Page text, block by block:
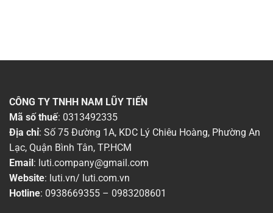
CÔNG TY TNHH NAM LŨY TIẾN
Mã số thuế: 0313492335
Địa chỉ: Số 75 Đường 1A, KDC Lý Chiêu Hoàng, Phường An
Lạc, Quận Bình Tân, TP.HCM
Email : luti.company@gmail.com
Website: luti.vn/ luti.com.vn
Hotline: 0938669355 – 0983208601